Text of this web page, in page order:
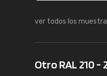
ver todos los muestra
Otro RAL 210 -